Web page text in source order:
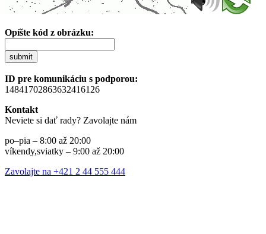
Opíšte kód z obrázku:
submit
ID pre komunikáciu s podporou:
14841702863632416126
Kontakt
Neviete si dať rady? Zavolajte nám
po–pia – 8:00 až 20:00
víkendy,sviatky – 9:00 až 20:00
Zavolajte na +421 2 44 555 444